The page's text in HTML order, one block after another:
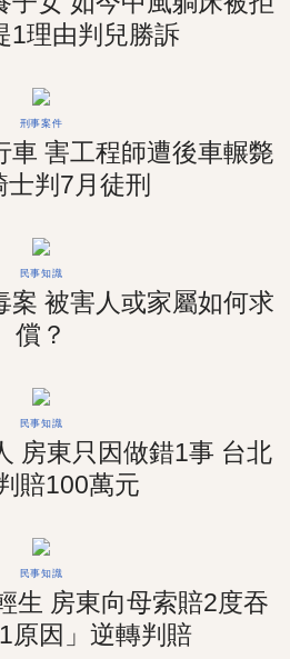
1理由判兒勝訴
刑事案件
車 害工程師遭後車輾斃
士判7月徒刑
民事知識
案 被害人或家屬如何求
償？
民事知識
房東只因做錯1事 台北
賠100萬元
民事知識
生 房東向母索賠2度吞
原因」逆轉判賠